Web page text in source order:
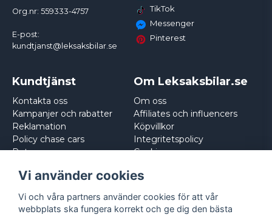
Org.nr: 559333-4757
E-post:
kundtjanst@leksaksbilar.se
TikTok
Messenger
Pinterest
Kundtjänst
Kontakta oss
Kampanjer och rabatter
Reklamation
Policy chase cars
Returnera
Om Leksaksbilar.se
Om oss
Affiliates och influencers
Köpvillkor
Integritetspolicy
Cookies
Vi använder cookies
Vi och våra partners använder cookies för att vår
webbplats ska fungera korrekt och ge dig den bästa